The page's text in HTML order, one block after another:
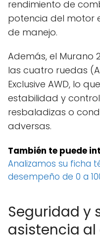
rendimiento de
potencia del motor
de manejo.
Además, el Murano
las cuatro ruedas
Exclusive AWD, lo
estabilidad y
resbaladizas o
adversas.
También te puede
Analizamos su ficha
desempeño de 0 a
Seguridad y
asistencia